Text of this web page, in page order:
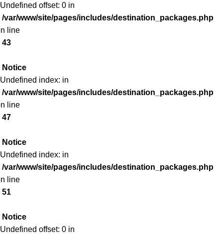
offset: 0 in
/var/www/site/pages/includes/destination_packages.php
line
43
Notice
index: in
/var/www/site/pages/includes/destination_packages.php
line
47
Notice
index: in
/var/www/site/pages/includes/destination_packages.php
line
51
Notice
offset: 0 in